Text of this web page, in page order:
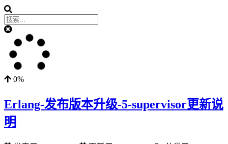
0%
Erlang-发布版本升级-5-supervisor更新说
明